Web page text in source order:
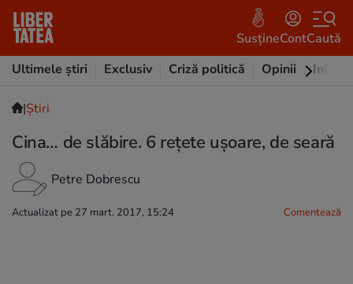
SusțineContCaută
Ultimele știri
Exclusiv Criză politică Opinii
|Ştiri
Cina… de slăbire. 6 rețete ușoare, de seară
Petre Dobrescu
Actualizat pe 27 mart. 2017, 15:24 Comentează